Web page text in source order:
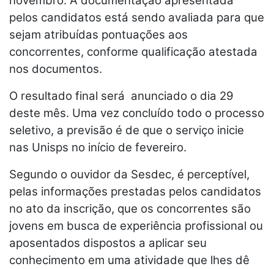
pelos candidatos está sendo avaliada para que
sejam atribuídas pontuações aos
concorrentes, conforme qualificação atestada
nos documentos.
O resultado final será anunciado o dia 29
deste mês. Uma vez concluído todo o processo
seletivo, a previsão é de que o serviço inicie
nas Unisps no início de fevereiro.
Segundo o ouvidor da Sesdec, é perceptível,
pelas informações prestadas pelos candidatos
no ato da inscrição, que os concorrentes são
jovens em busca de experiência profissional ou
aposentados dispostos a aplicar seu
conhecimento em uma atividade que lhes dê